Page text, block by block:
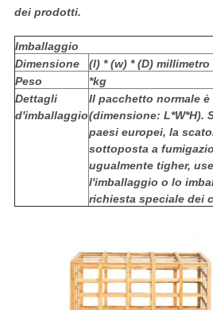
dei prodotti.
Imballaggio
Dimensione
(l) * (w) * (D) millimetro
Peso
*kg
Dettagli
d'imballaggio
Il pacchetto normale
(dimensione: L*W*H).
paesi europei, la
sottoposta a
ugualmente tigher,
l'imballaggio o lo
richiesta speciale dei